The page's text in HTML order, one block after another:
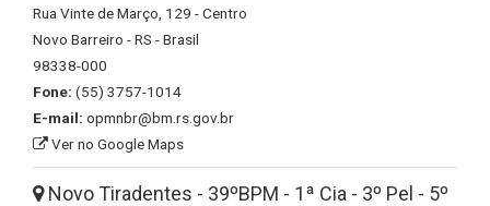
Rua Vinte de Março, 129 - Centro
Novo Barreiro - RS - Brasil
98338-000
Fone: (55) 3757-1014
E-mail: opmnbr@bm.rs.gov.br
Ver no Google Maps
Novo Tiradentes - 39ºBPM - 1ª Cia - 3º Pel - 5º